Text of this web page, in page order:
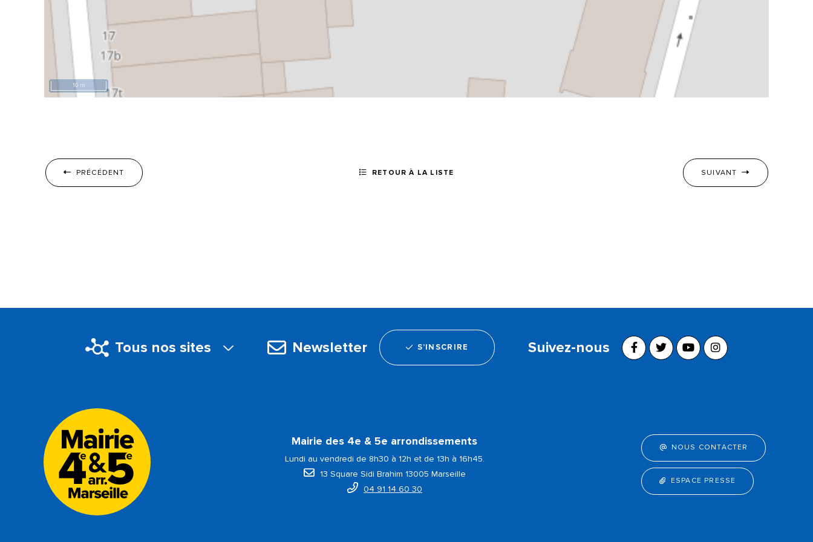
10 m
PRÉCÉDENT RETOUR À LA LISTE SUIVANT
Tous nos sites Newsletter S’INSCRIRE Suivez-nous
Mairie des 4e & 5e arrondissements
Lundi au vendredi de 8h30 à 12h et de 13h à 16h45.
13 Square Sidi Brahim 13005 Marseille
04 91 14 60 30
NOUS CONTACTER
ESPACE PRESSE